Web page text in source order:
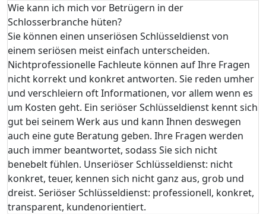
Wie kann ich mich vor Betrügern in der
Schlosserbranche hüten?
Sie können einen unseriösen Schlüsseldienst von
einem seriösen meist einfach unterscheiden.
Nichtprofessionelle Fachleute können auf Ihre Fragen
nicht korrekt und konkret antworten. Sie reden umher
und verschleiern oft Informationen, vor allem wenn es
um Kosten geht. Ein seriöser Schlüsseldienst kennt sich
gut bei seinem Werk aus und kann Ihnen deswegen
auch eine gute Beratung geben. Ihre Fragen werden
auch immer beantwortet, sodass Sie sich nicht
benebelt fühlen. Unseriöser Schlüsseldienst: nicht
konkret, teuer, kennen sich nicht ganz aus, grob und
dreist. Seriöser Schlüsseldienst: professionell, konkret,
transparent, kundenorientiert.